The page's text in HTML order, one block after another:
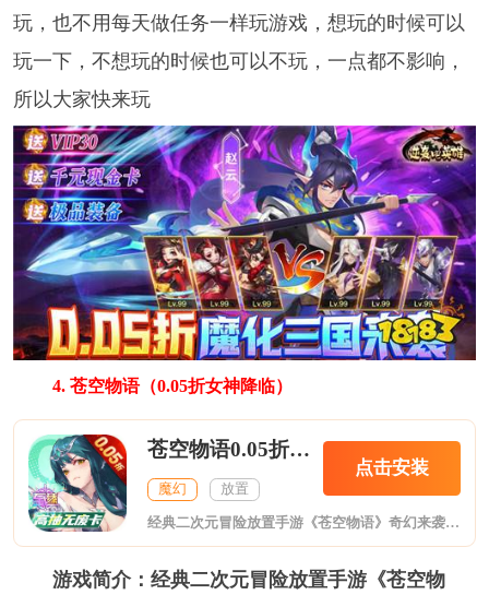
玩，也不用每天做任务一样玩游戏，想玩的时候可以
玩一下，不想玩的时候也可以不玩，一点都不影响，
所以大家快来玩
4. 苍空物语（0.05折女神降临）
苍空物语0.05折女神降临
魔幻 放置
点击安装
经典二次元冒险放置手游《苍空物语》奇幻来袭。世界即将重归混沌之际，一位异界的少年穿越而来，将各位英雄纳入磨下，为了信仰拔剑而战!
游戏简介：经典二次元冒险放置手游《苍空物